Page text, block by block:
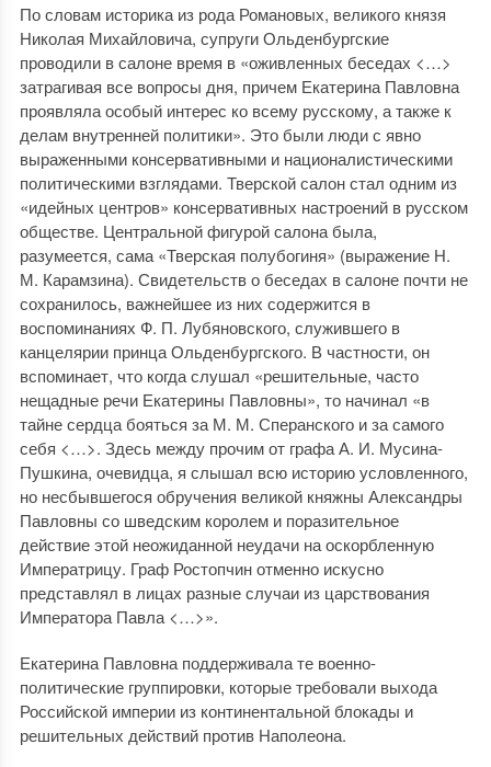
По словам историка из рода Романовых, великого князя
Николая Михайловича, супруги Ольденбургские
проводили в салоне время в «оживленных беседах <…>
затрагивая все вопросы дня, причем Екатерина Павловна
проявляла особый интерес ко всему русскому, а также к
делам внутренней политики». Это были люди с явно
выраженными консервативными и националистическими
политическими взглядами. Тверской салон стал одним из
«идейных центров» консервативных настроений в русском
обществе. Центральной фигурой салона была,
разумеется, сама «Тверская полубогиня» (выражение Н.
М. Карамзина). Свидетельств о беседах в салоне почти не
сохранилось, важнейшее из них содержится в
воспоминаниях Ф. П. Лубяновского, служившего в
канцелярии принца Ольденбургского. В частности, он
вспоминает, что когда слушал «решительные, часто
нещадные речи Екатерины Павловны», то начинал «в
тайне сердца бояться за М. М. Сперанского и за самого
себя <…>. Здесь между прочим от графа А. И. Мусина-
Пушкина, очевидца, я слышал всю историю условленного,
но несбывшегося обручения великой княжны Александры
Павловны со шведским королем и поразительное
действие этой неожиданной неудачи на оскорбленную
Императрицу. Граф Ростопчин отменно искусно
представлял в лицах разные случаи из царствования
Императора Павла <…>».
Екатерина Павловна поддерживала те военно-
политические группировки, которые требовали выхода
Российской империи из континентальной блокады и
решительных действий против Наполеона.